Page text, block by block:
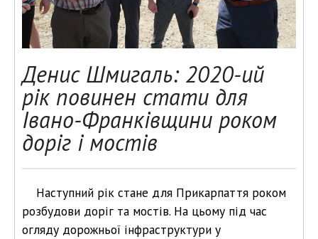
Денис Шмигаль: 2020-ий
рік повинен стати для
Івано-Франківщини роком
доріг і мостів
Наступний рік стане для Прикарпаття роком
розбудови доріг та мостів. На цьому під час
огляду дорожньої інфраструктури у